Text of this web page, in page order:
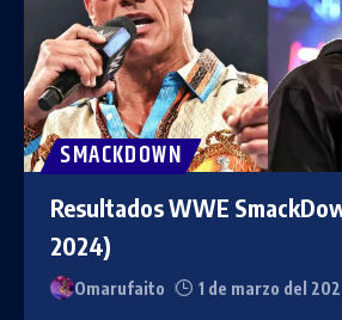
SMACKDOWN
Resultados WWE
2024)
Omarufaito 1 de marzo del